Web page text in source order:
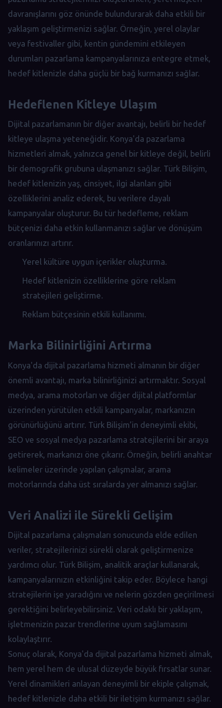
davranışlarını göz önünde bulundurarak daha etkili bir
yaklaşım geliştirmenizi sağlar. Örneğin, yerel olaylar
veya festivaller gibi, kentin gündemini etkileyen
durumları pazarlama kampanyalarınıza entegre etmek,
hedef kitlenizle daha güçlü bir bağ kurmanızı sağlar.
Hedeflenen Kitleye Ulaşım
Dijital pazarlamanın bir diğer avantajı, belirli bir hedef
kitleye ulaşma yeteneğidir. Konya'da pazarlama
hizmetleri almak, yalnızca genel bir kitleye değil, belirli
bir demografik grubuna ulaşmanızı sağlar. Türk Bilişim,
hedef kitlenizin yaş, cinsiyet, ilgi alanları gibi
özelliklerini analiz ederek, bu verilere dayalı
kampanyalar oluşturur. Bu tür hedefleme, reklam
bütçenizi daha etkin kullanmanızı sağlar ve dönüşüm
oranlarınızı artırır.
Yerel kültüre uygun içerikler oluşturma.
Hedef kitlenizin özelliklerine göre reklam
stratejileri geliştirme.
Reklam bütçesinin etkili kullanımı.
Marka Bilinirliğini Artırma
Konya'da dijital pazarlama hizmeti almanın bir diğer
önemli avantajı, marka bilinirliğinizi artırmaktır. Sosyal
medya, arama motorları ve diğer dijital platformlar
üzerinden yürütülen etkili kampanyalar, markanızın
görünürlüğünü artırır. Türk Bilişim’in deneyimli ekibi,
SEO ve sosyal medya pazarlama stratejilerini bir araya
getirerek, markanızı öne çıkarır. Örneğin, belirli anahtar
kelimeler üzerinde yapılan çalışmalar, arama
motorlarında daha üst sıralarda yer almanızı sağlar.
Veri Analizi ile Sürekli Gelişim
Dijital pazarlama çalışmaları sonucunda elde edilen
veriler, stratejilerinizi sürekli olarak geliştirmenize
yardımcı olur. Türk Bilişim, analitik araçlar kullanarak,
kampanyalarınızın etkinliğini takip eder. Böylece hangi
stratejilerin işe yaradığını ve nelerin gözden geçirilmesi
gerektiğini belirleyebilirsiniz. Veri odaklı bir yaklaşım,
işletmenizin pazar trendlerine uyum sağlamasını
kolaylaştırır.
Sonuç olarak, Konya'da dijital pazarlama hizmeti almak,
hem yerel hem de ulusal düzeyde büyük fırsatlar sunar.
Yerel dinamikleri anlayan deneyimli bir ekiple çalışmak,
hedef kitlenizle daha etkili bir iletişim kurmanızı sağlar.